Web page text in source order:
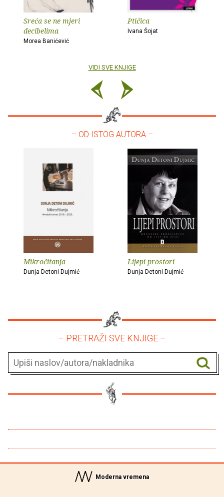
Sreća se ne mjeri
decibelima
Morea Banićević
Ptičica
Ivana Šojat
VIDI SVE KNJIGE
– OD ISTOG AUTORA –
Mikročitanja
Dunja Detoni-Dujmić
Lijepi prostori
Dunja Detoni-Dujmić
– PRETRAŽI SVE KNJIGE –
Moderna vremena